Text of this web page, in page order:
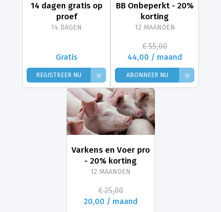
14 dagen gratis op
proef
14 DAGEN
Gratis
REGISTREER NU »
BB Onbeperkt - 20%
korting
12 MAANDEN
€ 55,00
44,00 / maand
ABONNEER NU »
Varkens en Voer pro
- 20% korting
12 MAANDEN
€ 25,00
20,00 / maand